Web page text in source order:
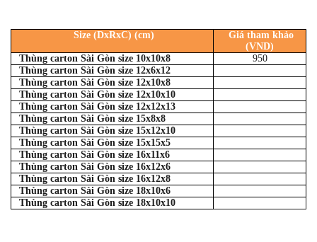
Size (DxRxC) (cm)
Giá tham khảo
(VND)
Thùng carton Sài Gòn size 10x10x8
950
Thùng carton Sài Gòn size 12x6x12
Thùng carton Sài Gòn size 12x10x8
Thùng carton Sài Gòn size 12x10x10
Thùng carton Sài Gòn size 12x12x13
Thùng carton Sài Gòn size 15x8x8
Thùng carton Sài Gòn size 15x12x10
Thùng carton Sài Gòn size 15x15x5
Thùng carton Sài Gòn size 16x11x6
Thùng carton Sài Gòn size 16x12x6
Thùng carton Sài Gòn size 16x12x8
Thùng carton Sài Gòn size 18x10x6
Thùng carton Sài Gòn size 18x10x10